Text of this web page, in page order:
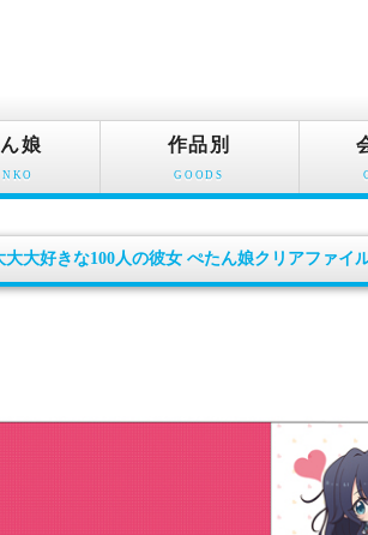
娘 作品別
GOODS
大好きな100人の彼女 ぺたん娘クリアファイ